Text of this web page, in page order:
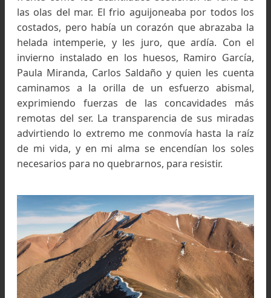
Saliendo de la cumbre Pradbhupada (Bautizada
Horacio). Primer travesía invernal a los Nevados
Famatina.
Foto: Ramiro García